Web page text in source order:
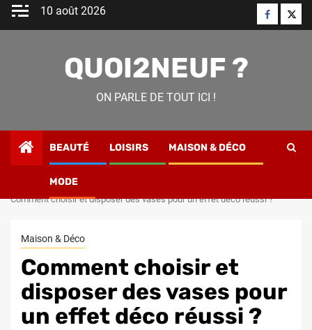
Skip
10 août 2026 Facebook
QUOI2NEUF ?
ON PARLE DE TOUT ICI !
BEAUTÉ LOISIRS MAISON & DÉCO
MODE
Maison & Déco
Comment choisir et disposer des vases pour un effet déco réussi ?
Maison & Déco
Comment choisir et
disposer des vases pour
un effet déco réussi ?